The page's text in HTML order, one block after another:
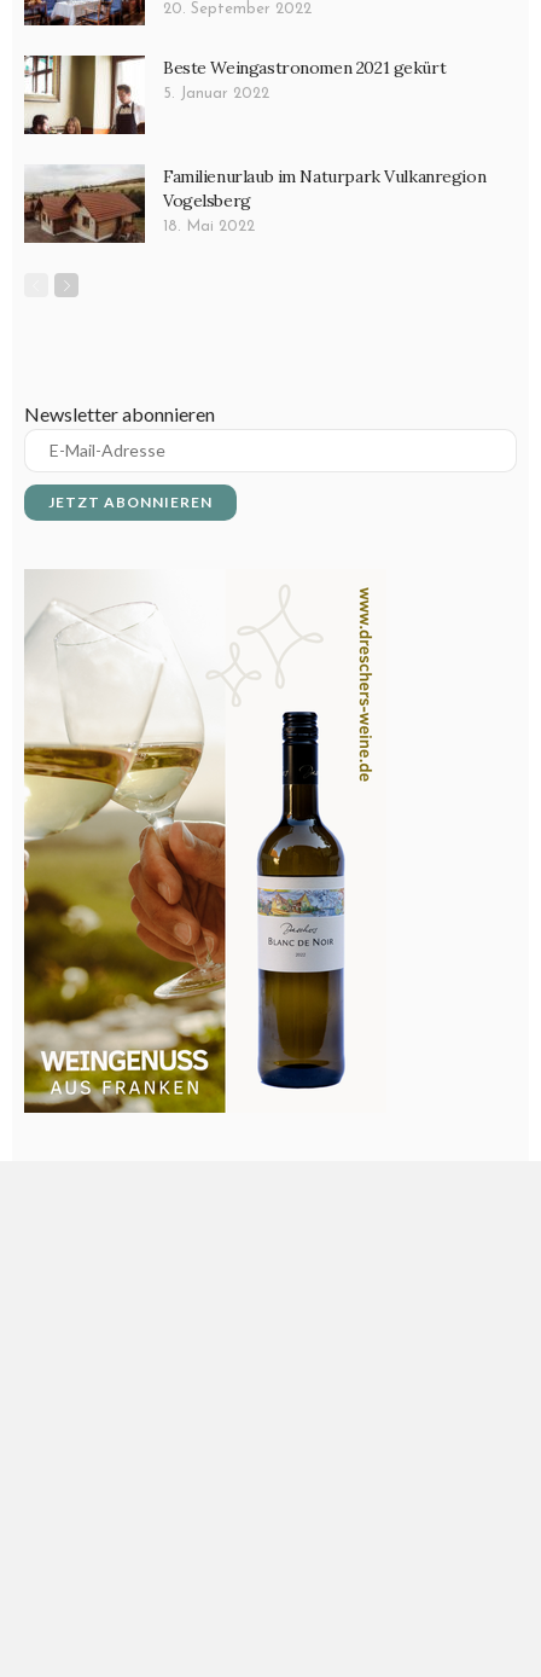
20. September 2022
Beste Weingastronomen 2021 gekürt
5. Januar 2022
Familienurlaub im Naturpark Vulkanregion
Vogelsberg
18. Mai 2022
Newsletter abonnieren